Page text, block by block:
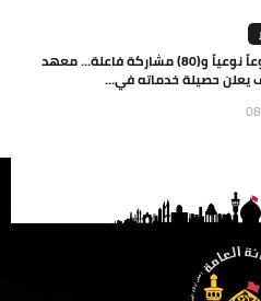
بـ(18) مشروعاً نوعياً و(80) مشاركة فاعلة… معهد
يعلن حصيلة خدماته في...